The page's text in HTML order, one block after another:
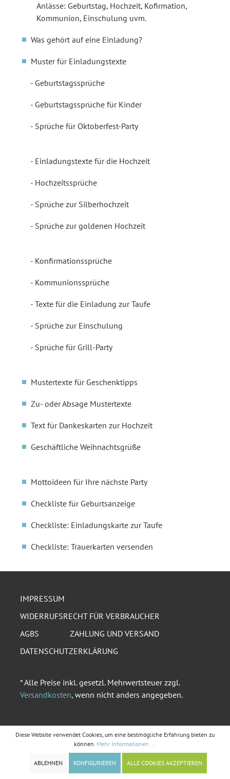
Anlässe: Geburtstag, Hochzeit, Kofirmation,
Kommunion, Einschulung uvm.
Was gehört auf eine Einladung?
Muster für Einladungstexte
Geburtstagssprüche
Geburtstagssprüche für Kinder
Sprüche für Oktoberfest-Party
Einladungstexte für die Hochzeit
Hochzeitssprüche
Sprüche zur Silberhochzeit
Sprüche zur goldenen Hochzeit
Konfirmationssprüche
Kommunionssprüche
Texte für die Einladung zur Taufe
Sprüche zur Einschulung
Sprüche für Grill-Party
Mustertexte für Geschenktipps
Zu- oder Absage Mustertexte
Text für Dankeskarten zur Hochzeit
Geschäftliche Weihnachtsgrüße
Mottoideen für Ihre nächste Party
Checkliste für Geburtsanzeige
Checkliste: Einladungskarte zur Taufe
Checkliste: Trauerkarten versenden
IMPRESSUM
WIDERRUFSRECHT FÜR VERBRAUCHER
AGBS
ZAHLUNG UND VERSAND
DATENSCHUTZERKLÄRUNG
* Alle Preise inkl. gesetzl. Mehrwertsteuer zzgl.
Versandkosten, wenn nicht anders angegeben.
Diese Website verwendet Cookies, um eine bestmögliche Erfahrung bieten zu
können. Mehr Informationen ...
ABLEHNEN KONFIGURIEREN ALLE COOKIES AKZEPTIEREN